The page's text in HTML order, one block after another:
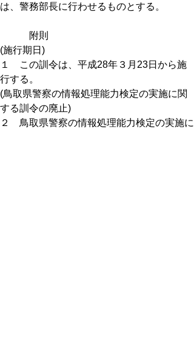
は、警務部長に行わせるものとする。
附則
(施行期日)
１ この訓令は、平成28年３月23日から施
行する。
(鳥取県警察の情報処理能力検定の実施に関
する訓令の廃止)
２ 鳥取県警察の情報処理能力検定の実施に